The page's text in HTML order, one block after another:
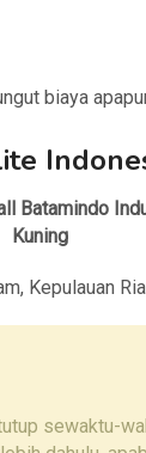
biaya
Batamindo
Kuning
Kepulauan
sewaktu-